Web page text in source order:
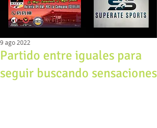
Partido entre iguales para
seguir buscando sensaciones
9 ago 2022